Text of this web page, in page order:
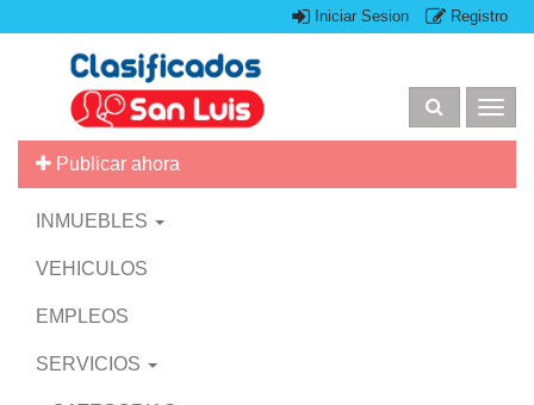
Iniciar Sesion Registro
Publicar ahora
INMUEBLES
VEHICULOS
EMPLEOS
SERVICIOS